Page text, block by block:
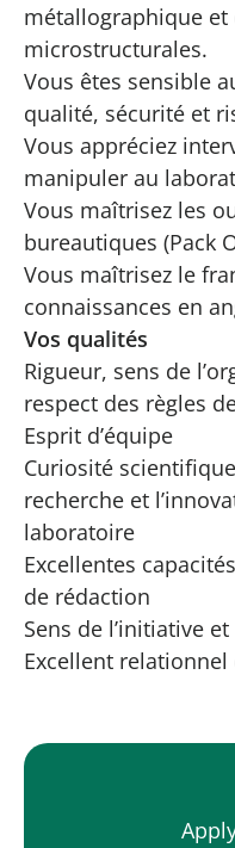
métallographique et
microstructurales.
Vous êtes sensible
qualité, sécurité et
Vous appréciez
manipuler au
Vous maîtrisez les
bureautiques (Pack
Vous maîtrisez le
connaissances en
Vos qualités
Rigueur, sens de
respect des règles
Esprit d’équipe
Curiosité
recherche et
laboratoire
Excellentes
de rédaction
Sens de l’initiative
Excellent